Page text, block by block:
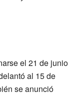
el 21 de junio
al 15 de
se anunció